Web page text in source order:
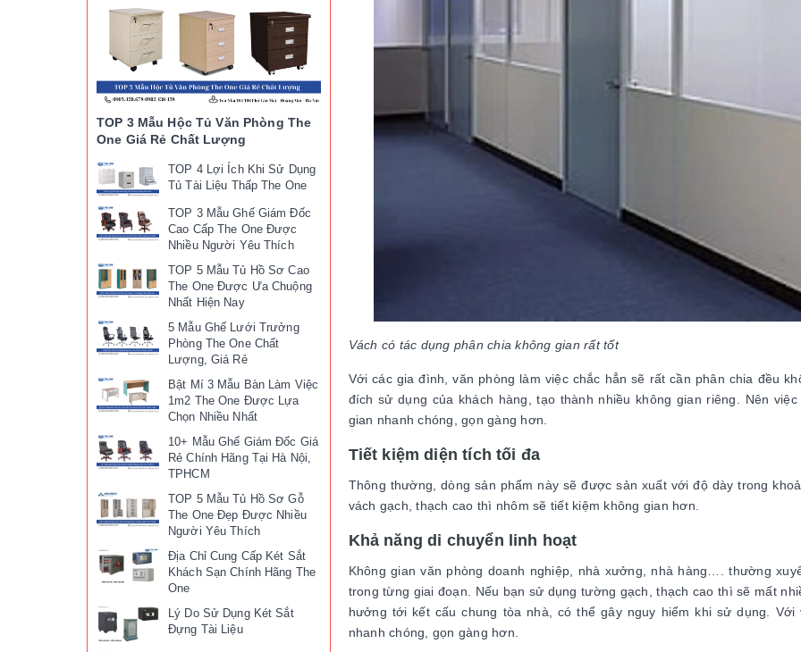
Vách có tác dụng phân chia không gian rất tốt
Với các gia đình, văn phòng làm việc chắc hẳn sẽ rất cần phân chia đều
đích sử dụng của khách hàng, tạo thành nhiều không gian riêng. Nên
gian nhanh chóng, gọn gàng hơn.
Tiết kiệm diện tích tối đa
Thông thường, dòng sản phẩm này sẽ được sản xuất với độ dày trong
vách gạch, thạch cao thì nhôm sẽ tiết kiệm không gian hơn.
Khả năng di chuyển linh hoạt
Không gian văn phòng doanh nghiệp, nhà xưởng, nhà hàng…. thường
trong từng giai đoạn. Nếu bạn sử dụng tường gạch, thạch cao thì sẽ mất
hưởng tới kết cấu chung tòa nhà, có thể gây nguy hiểm khi sử dụng.
nhanh chóng, gọn gàng hơn.
TOP 3 Mẫu Hộc Tủ Văn Phòng The
One Giá Rẻ Chất Lượng
TOP 4 Lợi Ích Khi Sử Dụng
Tủ Tài Liệu Thấp The One
TOP 3 Mẫu Ghế Giám Đốc
Cao Cấp The One Được
Nhiều Người Yêu Thích
TOP 5 Mẫu Tủ Hồ Sơ Cao
The One Được Ưa Chuộng
Nhất Hiện Nay
5 Mẫu Ghế Lưới Trưởng
Phòng The One Chất
Lượng, Giá Rẻ
Bật Mí 3 Mẫu Bàn Làm Việc
1m2 The One Được Lựa
Chọn Nhiều Nhất
10+ Mẫu Ghế Giám Đốc Giá
Rẻ Chính Hãng Tại Hà Nội,
TPHCM
TOP 5 Mẫu Tủ Hồ Sơ Gỗ
The One Đẹp Được Nhiều
Người Yêu Thích
Địa Chỉ Cung Cấp Két Sắt
Khách Sạn Chính Hãng The
One
Lý Do Sử Dụng Két Sắt
Đựng Tài Liệu